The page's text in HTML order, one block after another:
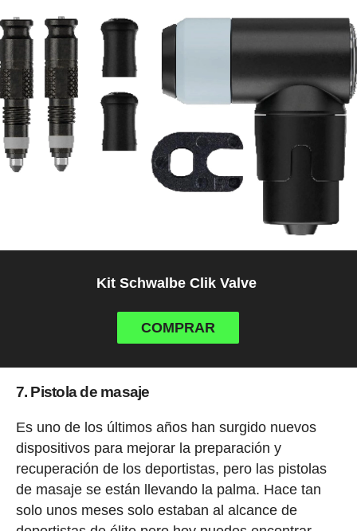
Kit Schwalbe Clik Valve
COMPRAR
7. Pistola de masaje
Es uno de los últimos años han surgido nuevos
dispositivos para mejorar la preparación y
recuperación de los deportistas, pero las pistolas
de masaje se están llevando la palma. Hace tan
solo unos meses solo estaban al alcance de